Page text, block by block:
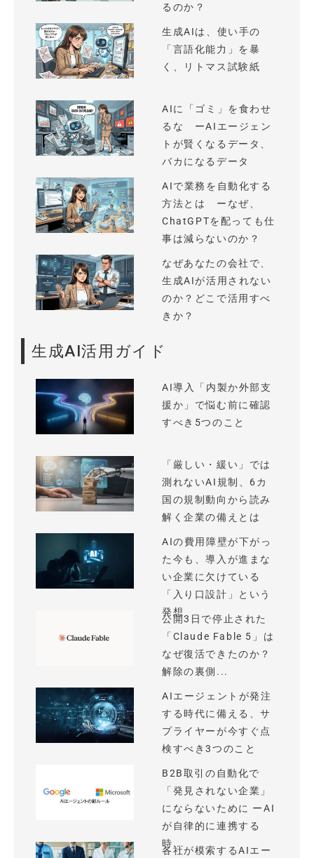
るのか？
生成AIは、使い手の
「言語化能力」を暴
く、リトマス試験紙
AIに「ゴミ」を食わせ
るな ーAIエージェン
トが賢くなるデータ、
バカになるデータ
AIで業務を自動化する
方法とは ーなぜ、
ChatGPTを配っても仕
事は減らないのか？
なぜあなたの会社で、
生成AIが活用されない
のか？どこで活用すべ
きか？
生成AI活用ガイド
AI導入「内製か外部支
援か」で悩む前に確認
すべき5つのこと
「厳しい・緩い」では
測れないAI規制、6カ
国の規制動向から読み
解く企業の備えとは
AIの費用障壁が下がっ
た今も、導入が進まな
い企業に欠けている
「入り口設計」という
発想
公開3日で停止された
「Claude Fable 5」は
なぜ復活できたのか？
解除の裏側...
AIエージェントが発注
する時代に備える、サ
プライヤーが今すぐ点
検すべき3つのこと
B2B取引の自動化で
「発見されない企業」
にならないために ーAI
が自律的に連携する
時...
各社が模索するAIエー